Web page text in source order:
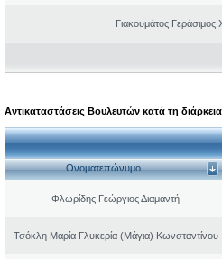
Γιακουμάτος
Αντικαταστάσεις Βουλευτών κατά τη
Ονοματεπώνυμο
Φλωρίδης Γεώργιος Διαμαντή
Τσόκλη Μαρία Γλυκερία (Μάγια) Κωνσταντίνου